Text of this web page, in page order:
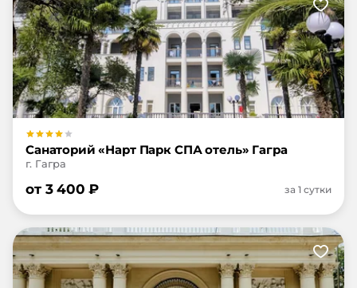
Санаторий «Нарт Парк СПА отель» Гагра
г. Гагра
от 3 400 ₽ за 1 сутки